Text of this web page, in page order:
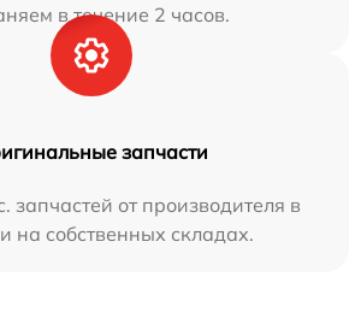
в течение 2 часов.
запчасти
запчастей от производителя в
на собственных складах.